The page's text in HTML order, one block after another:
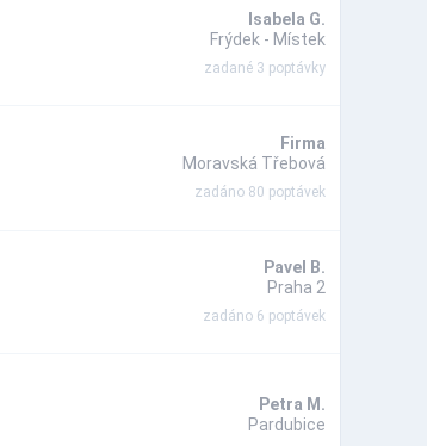
Isabela G.
Frýdek - Místek
zadané 3 poptávky
Firma
Moravská Třebová
zadáno 80 poptávek
Pavel B.
Praha 2
zadáno 6 poptávek
Petra M.
Pardubice